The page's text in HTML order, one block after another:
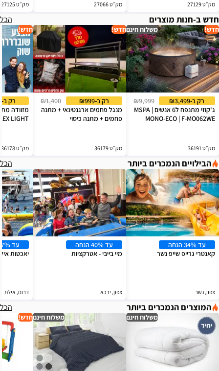
מק״ט 27129 מק״ט 27066 מק״ט 27125
חדש ב-חנות מוצרים הכל
חדש! משלוח חינם
רק ב-₪3,499
₪9,999
ג'קוזי מתנפח ל6 אנשים | MSPA
MONO-ECO | F-MO062WE
מק״ט 36191
חדש!
רק ב-₪999
₪1,400
מנגל פחמים ארגנטינאי + מתנה
פחמים + מתנה כיסוי
מק״ט 36179
חדש!
רק ב-₪239
LIGHT
מק״ט 36178
הבילויים הנמכרים ביותר הכל
עד 34% הנחה
קאנטרי גרייפ שייפ נשר
צפון, נשר
עד 40% הנחה
מיי בייבי - אטרקציות
צפון, ירכא
עד 57% הנחה
יאכטות
דרום, אילת
המוצרים הנמכרים ביותר הכל
משלוח חינם משלוח חינםחדש!